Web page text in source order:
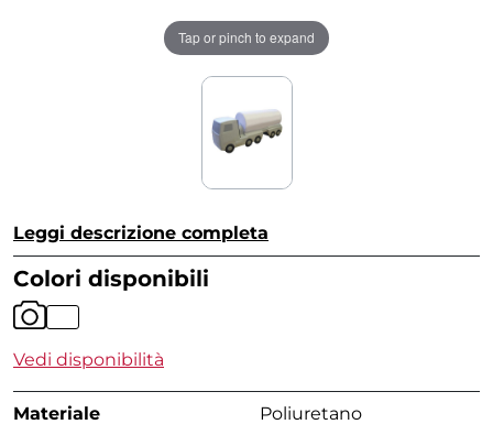
Tap or pinch to expand
Leggi descrizione completa
Colori disponibili
Vedi disponibilità
Materiale Poliuretano